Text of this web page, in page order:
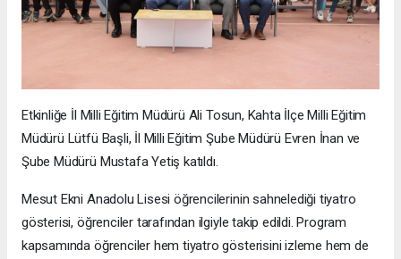
Etkinliğe İl Milli Eğitim Müdürü Ali Tosun, Kahta İlçe Milli Eğitim
Müdürü Lütfü Başli, İl Milli Eğitim Şube Müdürü Evren İnan ve
Şube Müdürü Mustafa Yetiş katıldı.
Mesut Ekni Anadolu Lisesi öğrencilerinin sahnelediği tiyatro
gösterisi, öğrenciler tarafından ilgiyle takip edildi. Program
kapsamında öğrenciler hem tiyatro gösterisini izleme hem de